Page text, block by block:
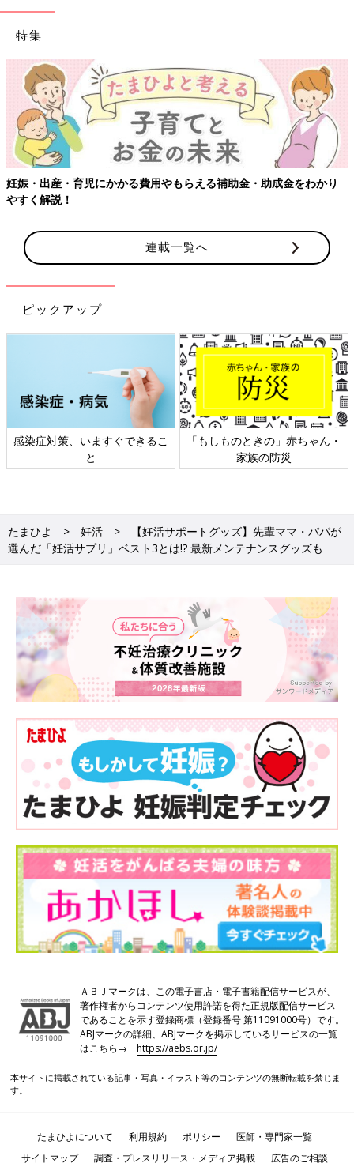
特集
妊娠・出産・育児にかかる費用やもらえる補助金・助成金をわかり
やすく解説！
連載一覧へ
ピックアップ
感染症対策、いますぐできるこ
と
「もしものときの」赤ちゃん・
家族の防災
たまひよ 妊活
【妊活サポートグッズ】先輩ママ・パパが
選んだ「妊活サプリ」ベスト3とは!? 最新メンテナンスグッズも
ＡＢＪマークは、この電子書店・電子書籍配信サービスが、
著作権者からコンテンツ使用許諾を得た正規版配信サービス
であることを示す登録商標（登録番号 第11091000号）です。
ABJマークの詳細、ABJマークを掲示しているサービスの一覧
はこちら→https://aebs.or.jp/
本サイトに掲載されている記事・写真・イラスト等のコンテンツの無断転載を禁じま
す。
たまひよについて 利用規約 ポリシー
医師・専門家一覧
サイトマップ
調査・プレスリリース・メディア掲載 広告のご相談